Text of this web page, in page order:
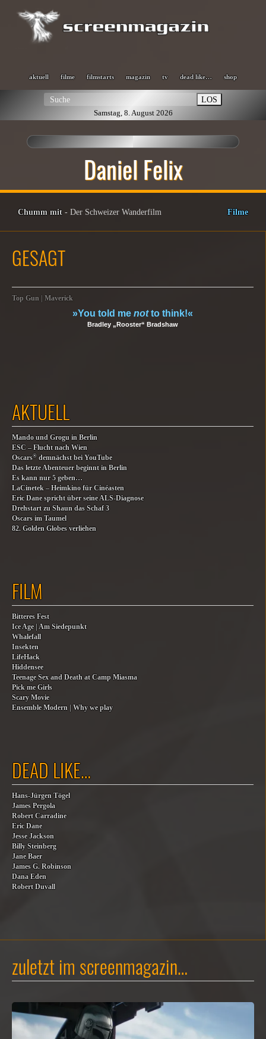
aktuell filme filmstarts magazin tv dead like… shop
LOS
Samstag, 8. August 2026
Daniel Felix
Chumm mit - Der Schweizer Wanderfilm Filme
GESAGT
Top Gun | Maverick
»You told me notto think!«
Bradley „Rooster“ Bradshaw
AKTUELL
Mando und Grogu in Berlin
ESC – Flucht nach Wien
Oscars® demnächst bei YouTube
Das letzte Abenteuer beginnt in Berlin
Es kann nur 5 geben…
LaCinetek – Heimkino für Cinéasten
Eric Dane spricht über seine ALS-Diagnose
Drehstart zu Shaun das Schaf 3
Oscars im Taumel
82. Golden Globes verliehen
FILM
Bitteres Fest
Ice Age | Am Siedepunkt
Whalefall
Insekten
LifeHack
Hiddensee
Teenage Sex and Death at Camp Miasma
Pick me Girls
Scary Movie
Ensemble Modern | Why we play
DEAD LIKE…
Hans-Jürgen Tögel
James Pergola
Robert Carradine
Eric Dane
Jesse Jackson
Billy Steinberg
Jane Baer
James G. Robinson
Dana Eden
Robert Duvall
zuletzt im screenmagazin…